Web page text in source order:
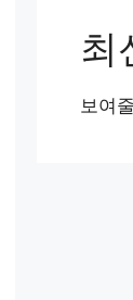
최
보여